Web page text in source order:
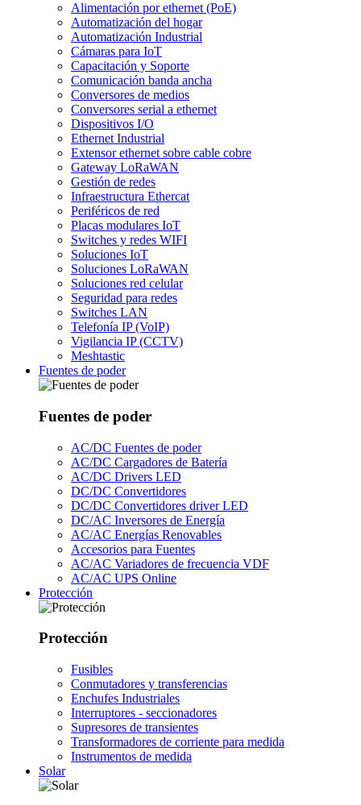
Alimentación por ethernet (PoE)
Automatización del hogar
Automatización Industrial
Cámaras para IoT
Capacitación y Soporte
Comunicación banda ancha
Conversores de medios
Conversores serial a ethernet
Dispositivos I/O
Ethernet Industrial
Extensor ethernet sobre cable cobre
Gateway LoRaWAN
Gestión de redes
Infraestructura Ethercat
Periféricos de red
Placas modulares IoT
Switches y redes WIFI
Soluciones IoT
Soluciones LoRaWAN
Soluciones red celular
Seguridad para redes
Switches LAN
Telefonía IP (VoIP)
Vigilancia IP (CCTV)
Meshtastic
Fuentes de poder
Fuentes de poder
AC/DC Fuentes de poder
AC/DC Cargadores de Batería
AC/DC Drivers LED
DC/DC Convertidores
DC/DC Convertidores driver LED
DC/AC Inversores de Energía
AC/AC Energías Renovables
Accesorios para Fuentes
AC/AC Variadores de frecuencia VDF
AC/AC UPS Online
Protección
Protección
Fusibles
Conmutadores y transferencias
Enchufes Industriales
Interruptores - seccionadores
Supresores de transientes
Transformadores de corriente para medida
Instrumentos de medida
Solar